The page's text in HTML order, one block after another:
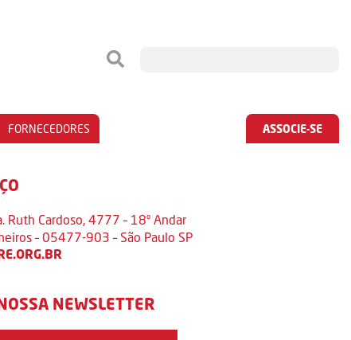
FORNECEDORES ASSOCIE-SE
Ruth Cardoso, 4777 – 18º Andar
– 05477-903 – São Paulo SP
NEWSLETTER